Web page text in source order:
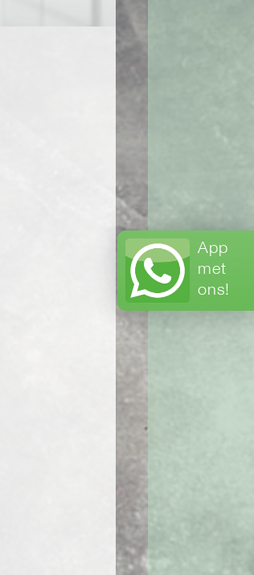
App
met
ons!